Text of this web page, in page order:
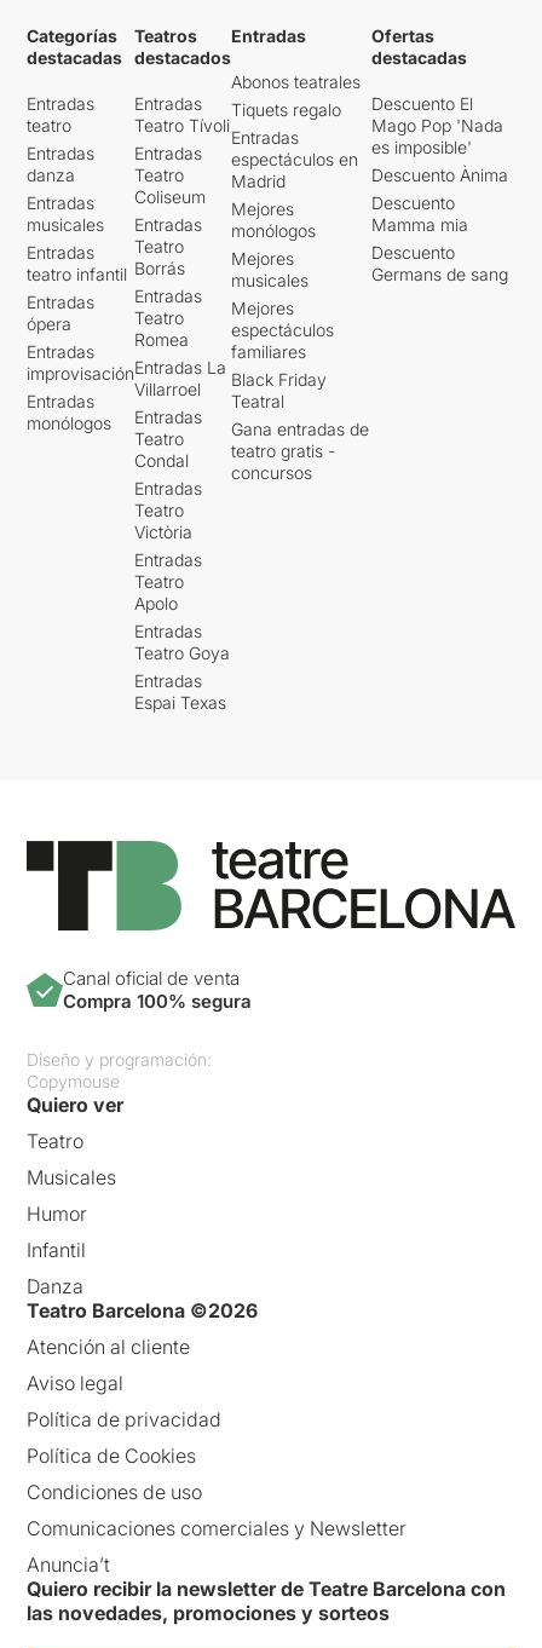
Categorías
destacadas
Entradas
teatro
Entradas
danza
Entradas
musicales
Entradas
teatro infantil
Entradas
ópera
Entradas
improvisación
Entradas
monólogos
Teatros
destacados
Entradas
Teatro Tívoli
Entradas
Teatro
Coliseum
Entradas
Teatro
Borrás
Entradas
Teatro
Romea
Entradas La
Villarroel
Entradas
Teatro
Condal
Entradas
Teatro
Victòria
Entradas
Teatro
Apolo
Entradas
Teatro Goya
Entradas
Espai Texas
Entradas
Abonos teatrales
Tiquets regalo
Entradas
espectáculos en
Madrid
Mejores
monólogos
Mejores
musicales
Mejores
espectáculos
familiares
Black Friday
Teatral
Gana entradas de
teatro gratis -
concursos
Ofertas
destacadas
Descuento El
Mago Pop 'Nada
es imposible'
Descuento Ànima
Descuento
Mamma mia
Descuento
Germans de sang
Canal oficial de venta
Compra 100% segura
Diseño y programación:
Copymouse
Quiero ver
Teatro
Musicales
Humor
Infantil
Danza
Teatro Barcelona ©2026
Atención al cliente
Aviso legal
Política de privacidad
Política de Cookies
Condiciones de uso
Comunicaciones comerciales y Newsletter
Anuncia’t
Quiero recibir la newsletter de Teatre Barcelona con
las novedades, promociones y sorteos